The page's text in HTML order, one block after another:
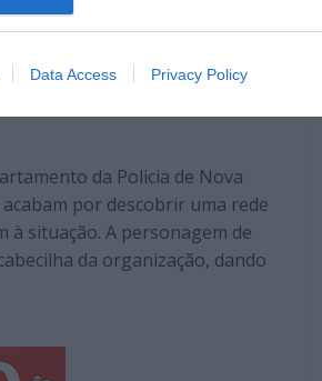
Data Access Privacy Policy
não queria chamar Gene
Porém, o ator acabou por deixar
interpretação inesquecível.
metragem classificou-se como
da Policia de Nova
por descobrir uma rede
à situação. A personagem de
da organização, dando